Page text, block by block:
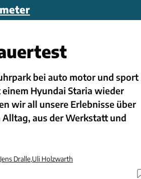
bei auto motor und sport
Hyundai Staria wieder
wir all unsere Erlebnisse über
aus der Werkstatt und
Jens Dralle,Uli Holzwarth